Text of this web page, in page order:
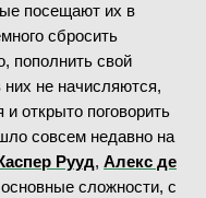
посещают их в
сбросить
пополнить свой
них не начисляются,
и открыто поговорить
совсем недавно на
Рууд, Алекс де
сложности, с